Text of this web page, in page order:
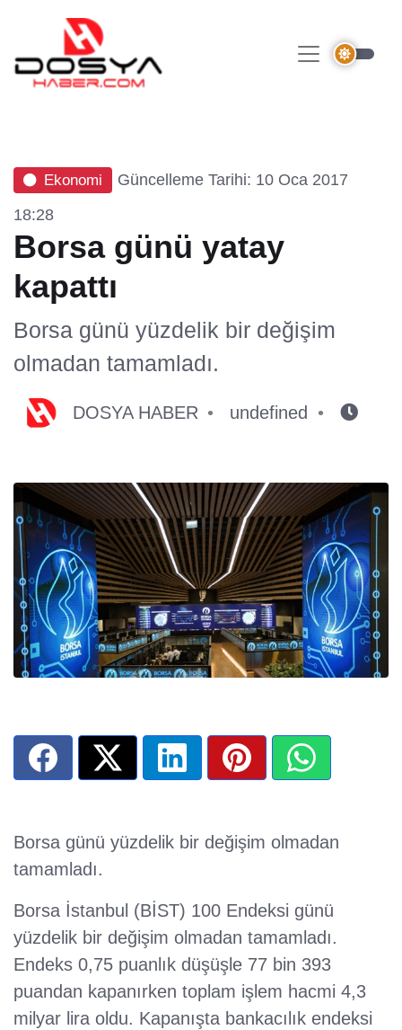
Ekonomi
Güncelleme Tarihi: 10 Oca 2017
18:28
Borsa günü yatay
kapattı
Borsa günü yüzdelik bir değişim
olmadan tamamladı.
DOSYA HABER undefined
Borsa günü yüzdelik bir değişim olmadan
tamamladı.
Borsa İstanbul (BİST) 100 Endeksi günü
yüzdelik bir değişim olmadan tamamladı.
Endeks 0,75 puanlık düşüşle 77 bin 393
puandan kapanırken toplam işlem hacmi 4,3
milyar lira oldu. Kapanışta bankacılık endeksi